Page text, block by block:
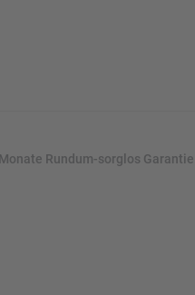
Rundum-sorglos Garantie.